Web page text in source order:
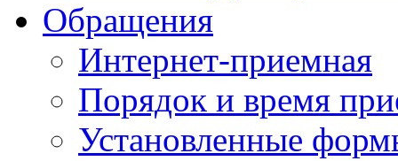
Обращения
Интернет-приемная
Порядок и время
Установленные